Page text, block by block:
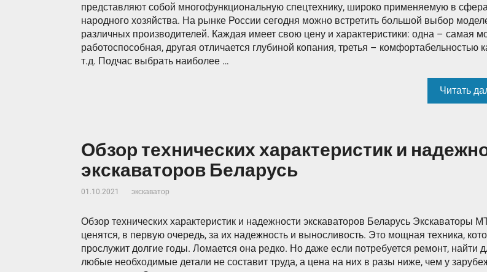
представляют собой многофункциональную спецтехнику, широко применяемую в
народного хозяйства. На рынке России сегодня можно встретить большой выбор
различных производителей. Каждая имеет свою цену и характеристики: одна – самая
работоспособная, другая отличается глубиной копания, третья – комфортабельностью
т.д. Подчас выбрать наиболее …
Читать
Обзор технических характеристик и
экскаваторов Беларусь
01.10.2021 экскаватор
Обзор технических характеристик и надежности экскаваторов Беларусь Экскаваторы
ценятся, в первую очередь, за их надежность и выносливость. Это мощная техника,
прослужит долгие годы. Ломается она редко. Но даже если потребуется ремонт, найти
любые необходимые детали не составит труда, а цена на них в разы ниже, чем у